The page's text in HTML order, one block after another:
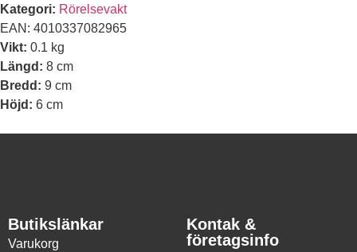
Kategori: Rörelsevakt
EAN: 4010337082965
Vikt: 0.1 kg
Längd: 8 cm
Bredd: 9 cm
Höjd: 6 cm
Butikslänkar
Varukorg
Kontak &
företagsinfo
Nödvändiga
Dessa kakor